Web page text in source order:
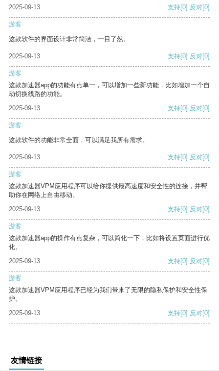
2025-09-13 支持[0] 反对[0]
游客
这款软件的界面设计非常简洁，一目了然。
2025-09-13 支持[0] 反对[0]
游客
这款加速器app的功能有点单一，可以增加一些新功能，比如增加一个自
动切换线路的功能。
2025-09-13
支持[0] 反对[0]
游客
这款软件的功能非常全面，可以满足我所有需求。
2025-09-13 支持[0] 反对[0]
游客
这款加速器VPM应用程序可以给你提供最高速度和安全性的连接，并帮
助你在网络上自由移动。
2025-09-13
支持[0] 反对[0]
游客
这款加速器app的操作有点复杂，可以简化一下，比如将设置页面进行优
化。
2025-09-13
支持[0] 反对[0]
游客
这款加速器VPM应用程序已经为我们带来了无限的隐私保护和安全性保
护。
2025-09-13
支持[0] 反对[0]
友情链接